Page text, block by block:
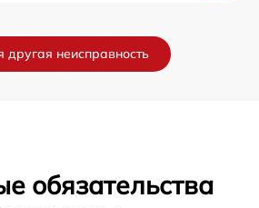
другая неисправность
обязательства